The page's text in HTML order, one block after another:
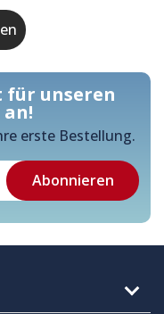
für unseren
erste Bestellung.